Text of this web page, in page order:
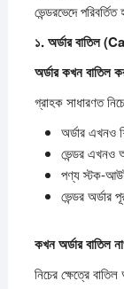
ভেন্ডরভেদে
১.অর্ডারবাতিল
অর্ডারকখনবাতিল
গ্রাহক সাধারণত
অর্ডার এখনও
ভেন্ডর এখনও
পণ্য স্টক-
ভেন্ডর অর্ডার
কখনঅর্ডারবাতিল
নিচের ক্ষেত্রে